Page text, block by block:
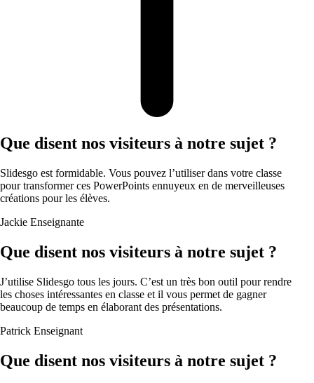
Que disent nos visiteurs à notre sujet ?
Slidesgo est formidable. Vous pouvez l’utiliser dans votre classe
pour transformer ces PowerPoints ennuyeux en de merveilleuses
créations pour les élèves.
Jackie Enseignante
Que disent nos visiteurs à notre sujet ?
J’utilise Slidesgo tous les jours. C’est un très bon outil pour rendre
les choses intéressantes en classe et il vous permet de gagner
beaucoup de temps en élaborant des présentations.
Patrick Enseignant
Que disent nos visiteurs à notre sujet ?